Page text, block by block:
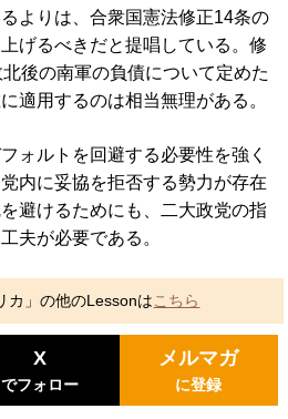
よりは、合衆国憲法修正14条の
げるべきだと提唱している。修
後の南軍の負債について定めた
適用するのは相当無理がある。
ォルトを回避する必要性を強く
内に妥協を拒否する勢力が存在
避けるためにも、二大政党の指
夫が必要である。
カ」の他のLessonはこちら
X
でフォロー
メルマガ
に登録